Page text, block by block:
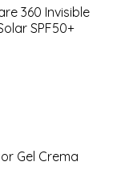
360 Invisible
SPF50+
Gel Crema